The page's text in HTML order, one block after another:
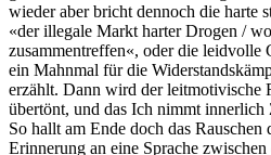
wieder aber bricht dennoch die harte
«der illegale Markt harter Drogen /
zusammentreffen«, oder die leidvolle
ein Mahnmal für die
erzählt. Dann wird der leitmotivische
übertönt, und das Ich nimmt
So hallt am Ende doch das Rauschen
Erinnerung an eine Sprache